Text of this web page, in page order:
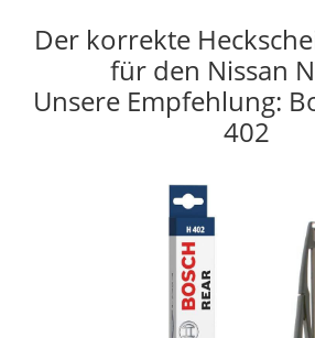
Der korrekte
für den Nissan
Unsere Empfehlung:
402